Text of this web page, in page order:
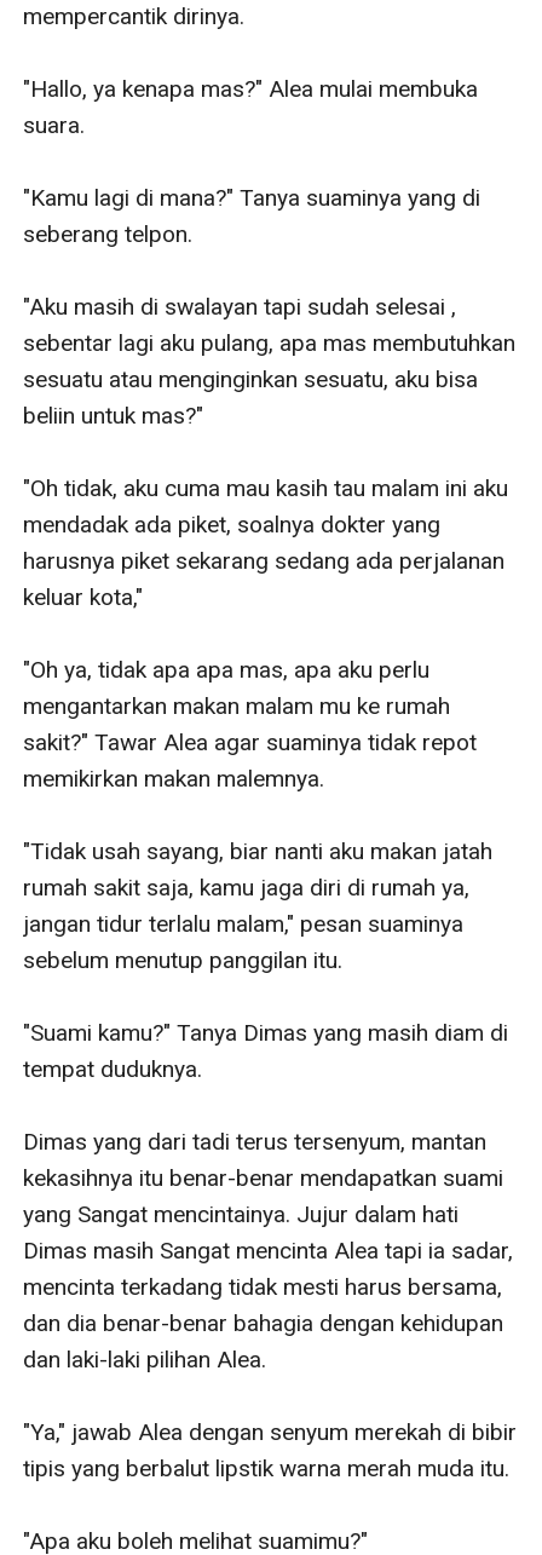
mempercantik dirinya.
"Hallo, ya kenapa mas?" Alea mulai membuka
suara.
"Kamu lagi di mana?" Tanya suaminya yang di
seberang telpon.
"Aku masih di swalayan tapi sudah selesai ,
sebentar lagi aku pulang, apa mas membutuhkan
sesuatu atau menginginkan sesuatu, aku bisa
beliin untuk mas?"
"Oh tidak, aku cuma mau kasih tau malam ini aku
mendadak ada piket, soalnya dokter yang
harusnya piket sekarang sedang ada perjalanan
keluar kota,"
"Oh ya, tidak apa apa mas, apa aku perlu
mengantarkan makan malam mu ke rumah
sakit?" Tawar Alea agar suaminya tidak repot
memikirkan makan malemnya.
"Tidak usah sayang, biar nanti aku makan jatah
rumah sakit saja, kamu jaga diri di rumah ya,
jangan tidur terlalu malam," pesan suaminya
sebelum menutup panggilan itu.
"Suami kamu?" Tanya Dimas yang masih diam di
tempat duduknya.
Dimas yang dari tadi terus tersenyum, mantan
kekasihnya itu benar-benar mendapatkan suami
yang Sangat mencintainya. Jujur dalam hati
Dimas masih Sangat mencinta Alea tapi ia sadar,
mencinta terkadang tidak mesti harus bersama,
dan dia benar-benar bahagia dengan kehidupan
dan laki-laki pilihan Alea.
"Ya," jawab Alea dengan senyum merekah di bibir
tipis yang berbalut lipstik warna merah muda itu.
"Apa aku boleh melihat suamimu?"